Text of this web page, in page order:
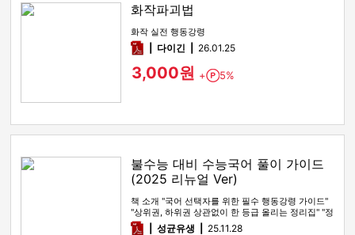
화작파괴법
화작 실전 행동강령
pdf다이긴 26.01.25
3,000원 + Point
5%
불수능 대비 수능국어 풀이 가이드
(2025 리뉴얼 Ver)
책 소개 "국어 선택자를 위한 필수 행동강령 가이드"
"상위권, 하위권 상관없이 한 등급 올리는 정리집" "정
시파이터 적극 …
pdf성균유생 25.11.28